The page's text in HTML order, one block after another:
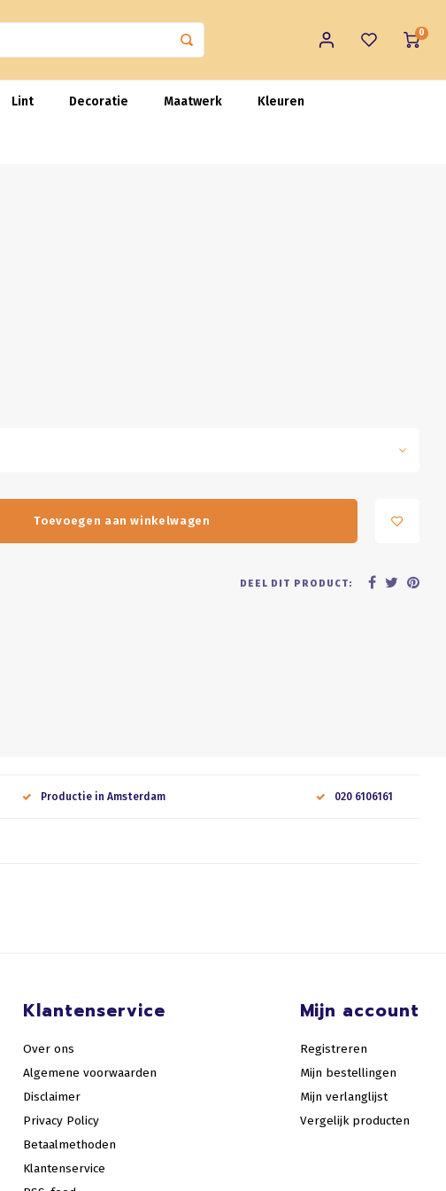
0
Lint Decoratie Maatwerk Kleuren
Toevoegen aan winkelwagen
DEEL DIT PRODUCT:
Productie in Amsterdam 020 6106161
Klantenservice
Over ons
Algemene voorwaarden
Disclaimer
Privacy Policy
Betaalmethoden
Klantenservice
Mijn account
Registreren
Mijn bestellingen
Mijn verlanglijst
Vergelijk producten